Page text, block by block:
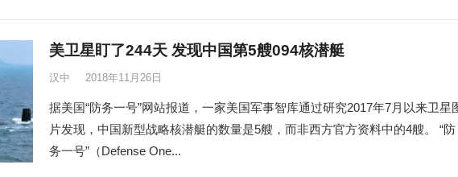
美卫星盯了244天 发现中国第5艘094核潜艇
汉中 2018年11月26日
据美国“防务一号”网站报道，一家美国军事智库通过研究2017年7月以来卫星
片发现，中国新型战略核潜艇的数量是5艘，而非西方官方资料中的4艘。 “防
务一号”（Defense One...